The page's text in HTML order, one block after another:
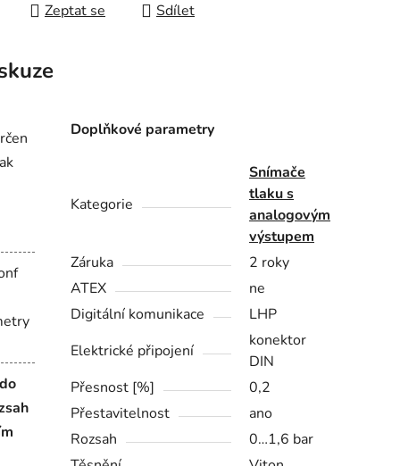
Zeptat se Sdílet
Doplňkové parametry
Kategorie
Snímače
tlaku s
analogovým
výstupem
Záruka
2 roky
ATEX
ne
Digitální komunikace
LHP
Elektrické připojení
konektor
DIN
Přesnost [%]
0,2
Přestavitelnost
ano
Rozsah
0…1,6 bar